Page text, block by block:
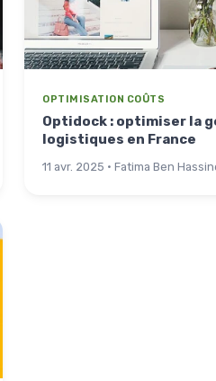
OPTIMISATION COÛTS
Optidock : optimiser la
logistiques en France
11 avr. 2025 · Fatima Ben